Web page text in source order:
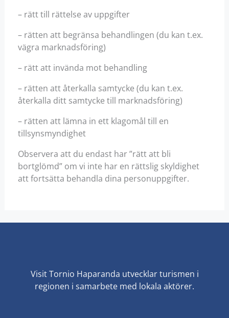
– rätt till rättelse av uppgifter
– rätten att begränsa behandlingen (du kan t.ex.
vägra marknadsföring)
– rätt att invända mot behandling
– rätten att återkalla samtycke (du kan t.ex.
återkalla ditt samtycke till marknadsföring)
– rätten att lämna in ett klagomål till en
tillsynsmyndighet
Observera att du endast har ”rätt att bli
bortglömd” om vi inte har en rättslig skyldighet
att fortsätta behandla dina personuppgifter.
Visit Tornio Haparanda utvecklar turismen i
regionen i samarbete med lokala aktörer.